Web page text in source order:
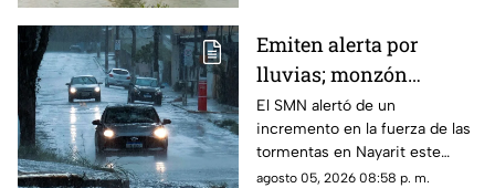
Emiten alerta por
lluvias; monzón
mexicano intensificará
las tormentas en
Nayarit
El SMN alertó de un
incremento en la fuerza de las
tormentas en Nayarit este
jueves 6 de agosto
agosto 05, 2026 08:58 p. m.